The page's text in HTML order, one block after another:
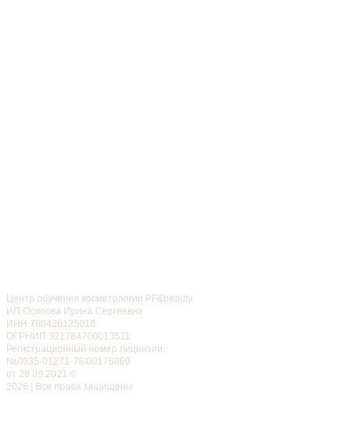
Центр обучения косметологии PF&beauty
ИП Осипова Ирина Сергеевна
ИНН 780426125016
ОГРНИП 321784700013511
Регистрационный номер лицензии:
№Л035-01271-78/00176869
от 28.09.2021 ©
2026 | Все права защищены